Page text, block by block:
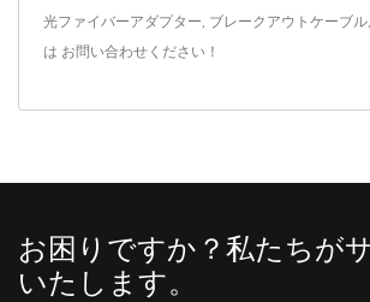
光ファイバーアダプター ブレークアウトケーブル
は お問い合わせください！
お困りですか？私たちが
いたします。